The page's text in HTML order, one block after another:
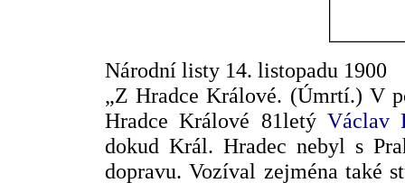
Národní listy 14. listopadu 1900
„Z Hradce Králové. (Úmrtí.) V
Hradce Králové 81letý Václav
dokud Král. Hradec nebyl s
dopravu. Vozíval zejména také